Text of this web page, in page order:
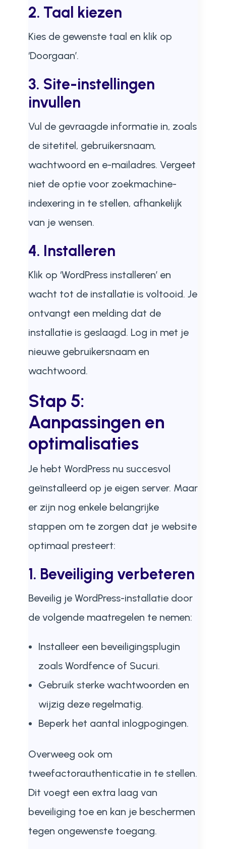
2. Taal kiezen
Kies de gewenste taal en klik op
‘Doorgaan’.
3. Site-instellingen
invullen
Vul de gevraagde informatie in, zoals
de sitetitel, gebruikersnaam,
wachtwoord en e-mailadres. Vergeet
niet de optie voor zoekmachine-
indexering in te stellen, afhankelijk
van je wensen.
4. Installeren
Klik op ‘WordPress installeren’ en
wacht tot de installatie is voltooid. Je
ontvangt een melding dat de
installatie is geslaagd. Log in met je
nieuwe gebruikersnaam en
wachtwoord.
Stap 5:
Aanpassingen en
optimalisaties
Je hebt WordPress nu succesvol
geïnstalleerd op je eigen server. Maar
er zijn nog enkele belangrijke
stappen om te zorgen dat je website
optimaal presteert:
1. Beveiliging verbeteren
Beveilig je WordPress-installatie door
de volgende maatregelen te nemen:
Installeer een beveiligingsplugin
zoals Wordfence of Sucuri.
Gebruik sterke wachtwoorden en
wijzig deze regelmatig.
Beperk het aantal inlogpogingen.
Overweeg ook om
tweefactorauthenticatie in te stellen.
Dit voegt een extra laag van
beveiliging toe en kan je beschermen
tegen ongewenste toegang.